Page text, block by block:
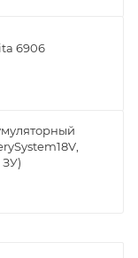
6906